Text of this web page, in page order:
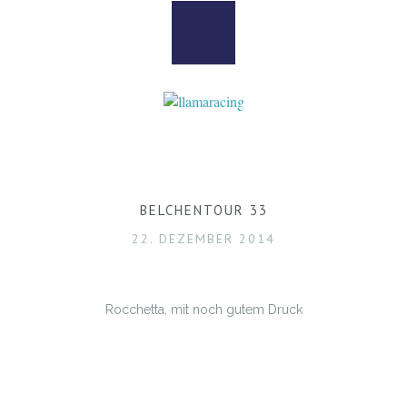
BELCHENTOUR 33
22. DEZEMBER 2014
Rocchetta, mit noch gutem Druck